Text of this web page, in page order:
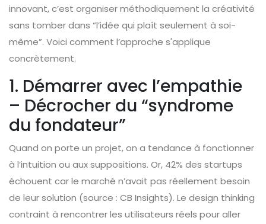
innovant, c’est organiser méthodiquement la créativité
sans tomber dans “l’idée qui plaît seulement à soi-
même”. Voici comment l’approche s'applique
concrètement.
1. Démarrer avec l’empathie
– Décrocher du “syndrome
du fondateur”
Quand on porte un projet, on a tendance à fonctionner
à l’intuition ou aux suppositions. Or, 42% des startups
échouent car le marché n’avait pas réellement besoin
de leur solution (source : CB Insights). Le design thinking
contraint à rencontrer les utilisateurs réels pour aller